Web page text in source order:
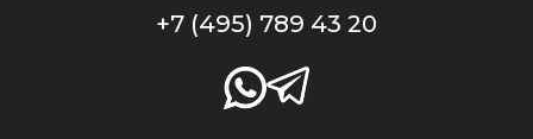
+7 (495) 789 43 20